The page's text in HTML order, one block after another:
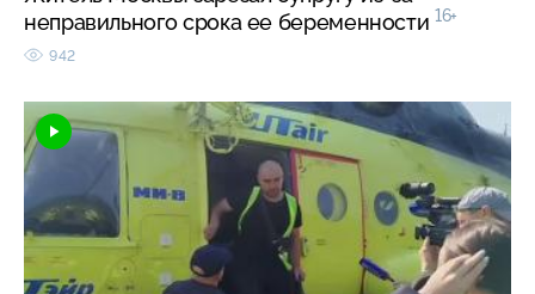
неправильного срока ее беременности 16+
942